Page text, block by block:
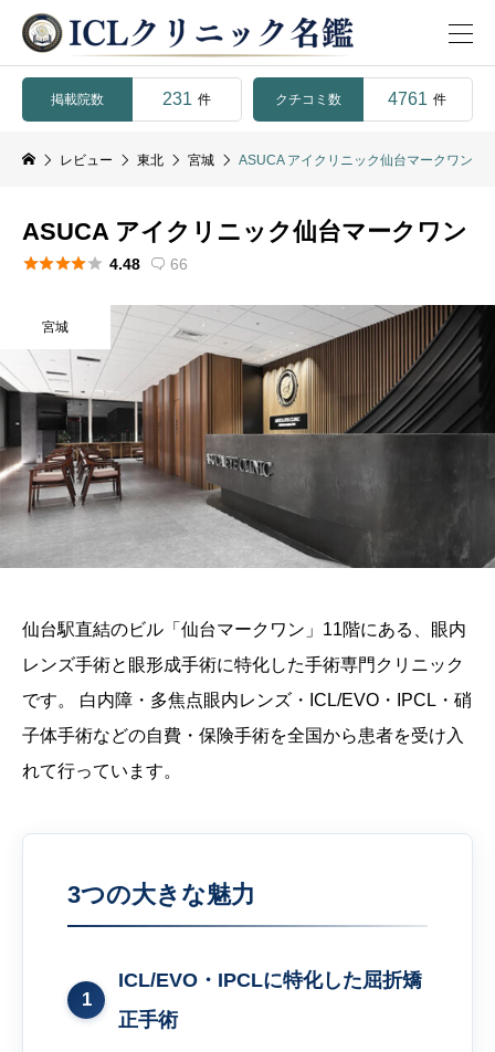
掲載院数 231 件 クチコミ数 4761 件
レビュー 東北 宮城 ASUCA アイクリニック仙台マークワン
ASUCA アイクリニック仙台マークワン
 4.48  66
宮城
仙台駅直結のビル「仙台マークワン」11階にある、眼内
レンズ手術と眼形成手術に特化した手術専門クリニック
です。 白内障・多焦点眼内レンズ・ICL/EVO・IPCL・硝
子体手術などの自費・保険手術を全国から患者を受け入
れて行っています。
3つの大きな魅力
1
ICL/EVO・IPCLに特化した屈折矯
正手術